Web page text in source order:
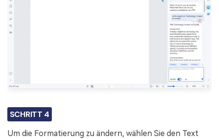
SCHRITT 4
Um die Formatierung zu ändern, wählen Sie den Text